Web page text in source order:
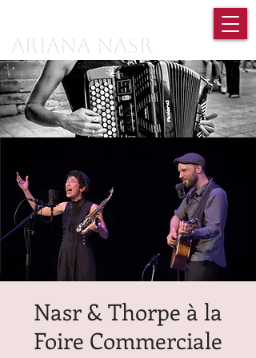
Ariana Nasr
Nasr & Thorpe à la
Foire Commerciale